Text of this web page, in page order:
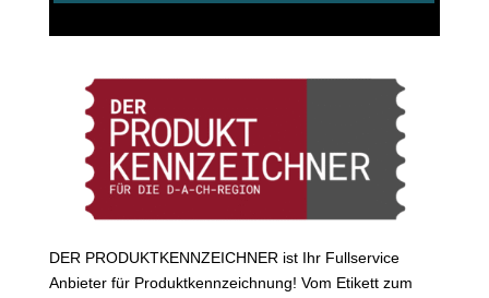
DER PRODUKTKENNZEICHNER ist Ihr Fullservice
Anbieter für Produktkennzeichnung! Vom Etikett zum